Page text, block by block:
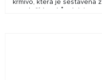
krmivo, která je sestavena z
ptačích zobů, olejnin,